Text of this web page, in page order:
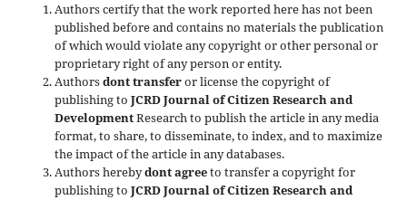
Authors certify that the work reported here has not been
published before and contains no materials the publication
of which would violate any copyright or other personal or
proprietary right of any person or entity.
Authorsdont transferor license the copyright of
publishing to JCRD Journal of Citizen Research and
DevelopmentResearch to publish the article in any media
format, to share, to disseminate, to index, and to maximize
the impact of the article in any databases.
Authors herebydont agreeto transfer a copyright for
publishing to JCRD Journal of Citizen Research and